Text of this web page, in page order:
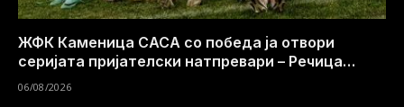
ЖФК Каменица САСА со победа ја отвори
серијата пријателски натпревари – Речица
совладана со 2:0
06/08/2026